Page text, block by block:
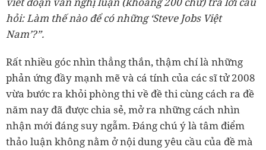
hỏi: Làm thế nào để có những ‘Steve Jobs Việt
Nam’?”.
Rất nhiều góc nhìn thẳng thắn, thậm chí là những
phản ứng đầy mạnh mẽ và cá tính của các sĩ tử 2008
vừa bước ra khỏi phòng thi về đề thi cùng cách ra đề
năm nay đã được chia sẻ, mở ra những cách nhìn
nhận mới đáng suy ngẫm. Đáng chú ý là tâm điểm
thảo luận không nằm ở nội dung yêu cầu của đề mà